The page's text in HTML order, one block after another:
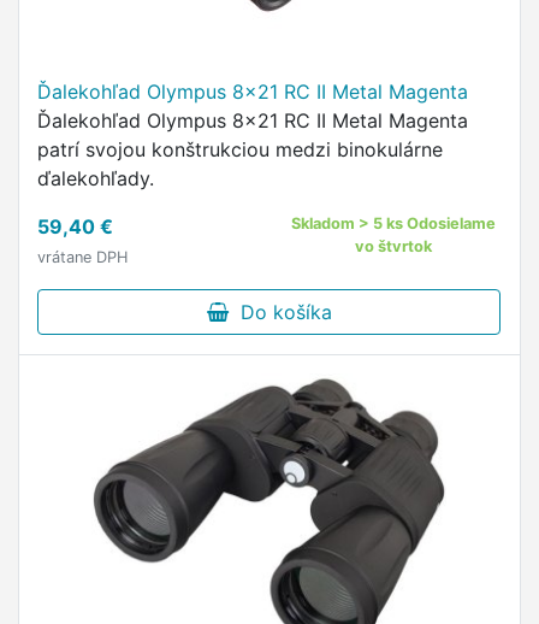
Ďalekohľad Olympus 8x21 RC II Metal Magenta
Ďalekohľad Olympus 8x21 RC II Metal Magenta
patrí svojou konštrukciou medzi binokulárne
ďalekohľady.
59,40 €
vrátane DPH
Skladom > 5 ks Odosielame
vo štvrtok
Do košíka